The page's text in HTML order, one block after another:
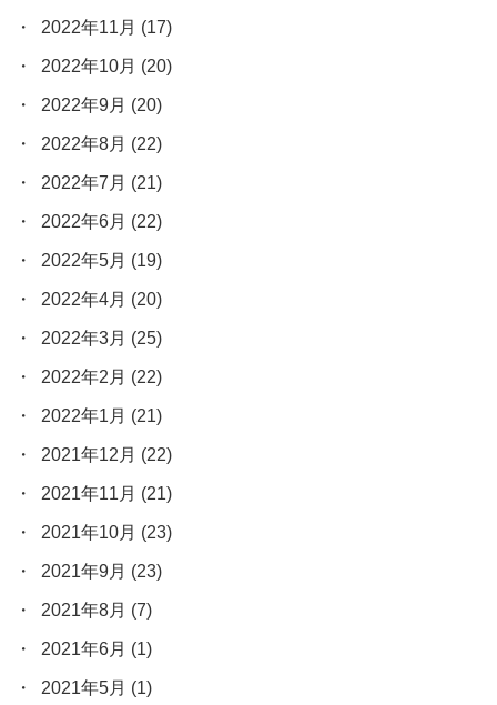
2022年11月 (17)
2022年10月 (20)
2022年9月 (20)
2022年8月 (22)
2022年7月 (21)
2022年6月 (22)
2022年5月 (19)
2022年4月 (20)
2022年3月 (25)
2022年2月 (22)
2022年1月 (21)
2021年12月 (22)
2021年11月 (21)
2021年10月 (23)
2021年9月 (23)
2021年8月 (7)
2021年6月 (1)
2021年5月 (1)